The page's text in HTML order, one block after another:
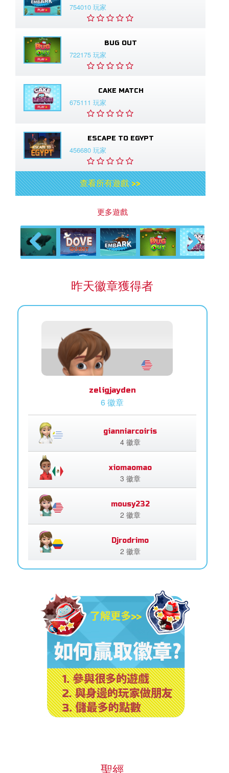
754010 玩家
BUG OUT
722175 玩家
CAKE MATCH
675111 玩家
ESCAPE TO EGYPT
456680 玩家
查看所有遊戲 >>
更多遊戲
Previous Next
昨天徽章獲得者
zeligjayden
6 徽章
gianniarcoiris
4 徽章
xiomaomao
3 徽章
mousy232
2 徽章
Djrodrimo
2 徽章
聖經